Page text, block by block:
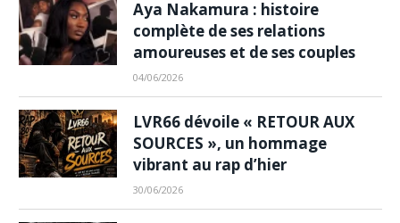
Aya Nakamura : histoire
complète de ses relations
amoureuses et de ses couples
04/06/2026
LVR66 dévoile « RETOUR AUX
SOURCES », un hommage
vibrant au rap d’hier
30/06/2026